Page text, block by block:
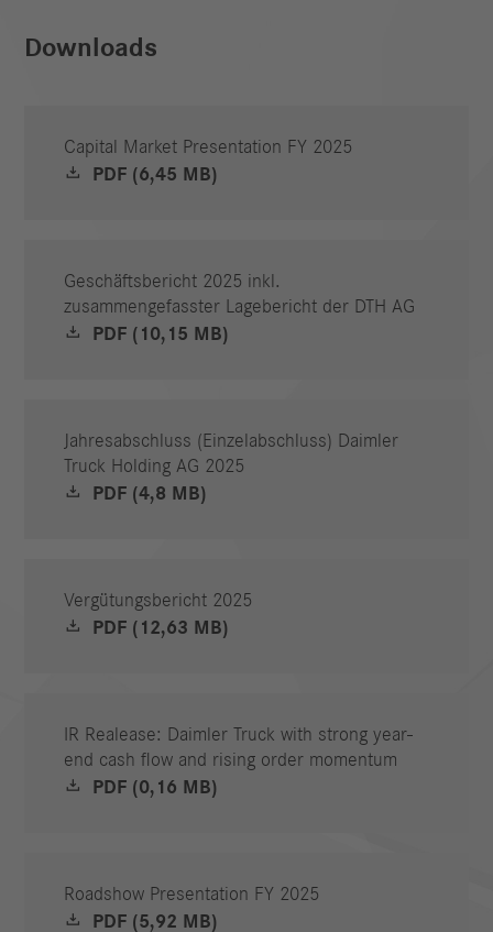
Downloads
Capital Market Presentation FY 2025
PDF (6,45 MB)
Geschäftsbericht 2025 inkl.
zusammengefasster Lagebericht der DTH AG
PDF (10,15 MB)
Jahresabschluss (Einzelabschluss) Daimler
Truck Holding AG 2025
PDF (4,8 MB)
Vergütungsbericht 2025
PDF (12,63 MB)
IR Realease: Daimler Truck with strong year-
end cash flow and rising order momentum
PDF (0,16 MB)
Roadshow Presentation FY 2025
PDF (5,92 MB)